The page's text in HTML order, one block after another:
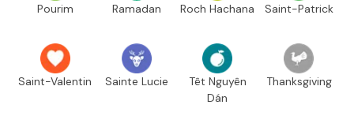
Pourim Ramadan Roch Hachana Saint-Patrick
Saint-Valentin Sainte Lucie
Têt Nguyên
Dán
Thanksgiving